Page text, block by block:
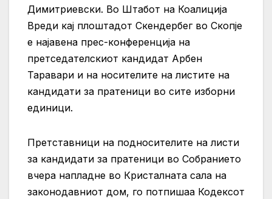
Димитриевски. Во Штабот на Коалиција
Вреди кај плоштадот Скендербег во Скопје
е најавена прeс-конференција на
претседателскиот кандидат Арбен
Таравари и на носителите на листите на
кандидати за пратеници во сите изборни
единици.
Претставници на подносителите на листи
за кандидати за пратеници во Собранието
вчера напладне во Кристалната сала на
законодавниот дом, го потпишаа Кодексот